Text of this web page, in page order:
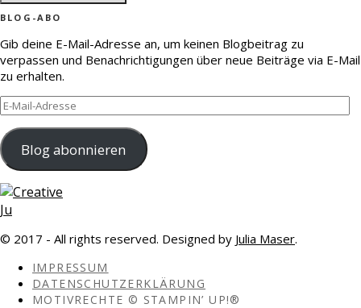
BLOG-ABO
Gib deine E-Mail-Adresse an, um keinen Blogbeitrag zu
verpassen und Benachrichtigungen über neue Beiträge via E-Mail
zu erhalten.
E-
Mail-
Adresse
Blog abonnieren
© 2017 - All rights reserved. Designed by Julia Maser.
IMPRESSUM
DATENSCHUTZERKLÄRUNG
MOTIVRECHTE © STAMPIN’ UP!®